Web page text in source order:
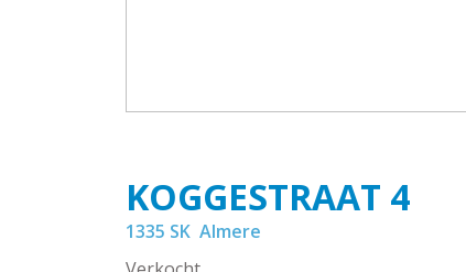
KOGGESTRAAT 4
1335 SK Almere